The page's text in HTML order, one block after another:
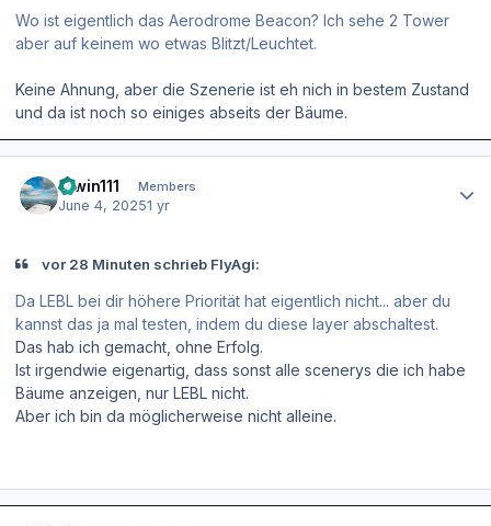
Wo ist eigentlich das Aerodrome Beacon? Ich sehe 2 Tower
aber auf keinem wo etwas Blitzt/Leuchtet.
Keine Ahnung, aber die Szenerie ist eh nich in bestem Zustand
und da ist noch so einiges abseits der Bäume.
Erwin111 Members
June 4, 20251 yr
vor 28 Minuten schrieb FlyAgi:
Da LEBL bei dir höhere Priorität hat eigentlich nicht... aber du
kannst das ja mal testen, indem du diese layer abschaltest.
Das hab ich gemacht, ohne Erfolg.
Ist irgendwie eigenartig, dass sonst alle scenerys die ich habe
Bäume anzeigen, nur LEBL nicht.
Aber ich bin da möglicherweise nicht alleine.